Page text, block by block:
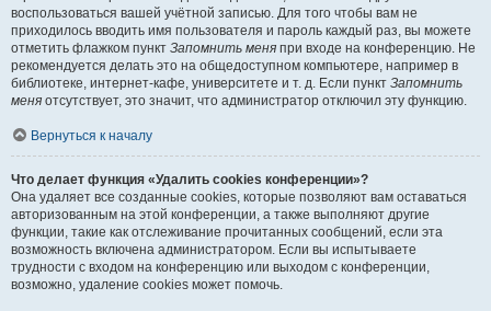
воспользоваться вашей учётной записью. Для того чтобы вам не
приходилось вводить имя пользователя и пароль каждый раз, вы можете
отметить флажком пункт Запомнить меня при входе на конференцию. Не
рекомендуется делать это на общедоступном компьютере, например в
библиотеке, интернет-кафе, университете и т. д. Если пункт Запомнить
меня отсутствует, это значит, что администратор отключил эту функцию.
Вернуться к началу
Что делает функция «Удалить cookies конференции»?
Она удаляет все созданные cookies, которые позволяют вам оставаться
авторизованным на этой конференции, а также выполняют другие
функции, такие как отслеживание прочитанных сообщений, если эта
возможность включена администратором. Если вы испытываете
трудности с входом на конференцию или выходом с конференции,
возможно, удаление cookies может помочь.